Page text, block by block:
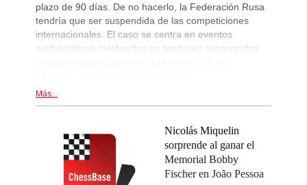
plazo de 90 días. De no hacerlo, la Federación Rusa
tendría que ser suspendida de las competiciones
internacionales. El caso se centra en eventos
ajedrecísticos celebrados en territorios reconocidos
Más...
Nicolás Miquelin
sorprende al ganar el
Memorial Bobby
Fischer en João Pessoa